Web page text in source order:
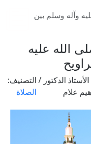
وآله وسلم بين
الله عليه
الأستاذ الدكتور /
علام
التصنيف:
الصلاة